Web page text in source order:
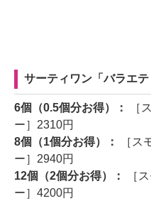
サーティワン「バラエテ
6個（0.5個分お得）：
［
ー］2310円
8個（1個分お得）：
［ス
ー］2940円
12個（2個分お得）：
［
ー］4200円